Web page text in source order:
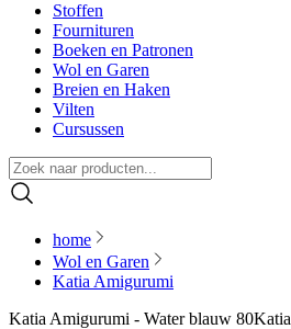
Stoffen
Fournituren
Boeken en Patronen
Wol en Garen
Breien en Haken
Vilten
Cursussen
home
Wol en Garen
Katia Amigurumi
Katia Amigurumi - Water blauw 80Katia